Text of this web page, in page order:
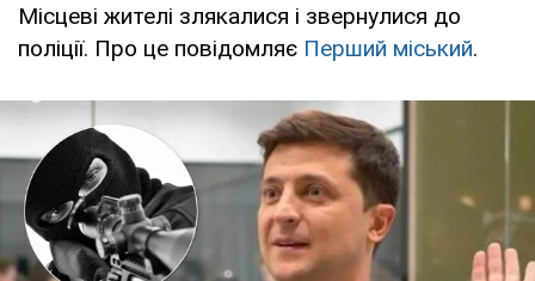
Місцеві жителі злякалися і звернулися до
поліції. Про це повідомляє Перший міський.